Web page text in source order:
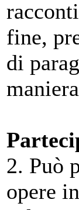
fine,
di
2. Può
opere